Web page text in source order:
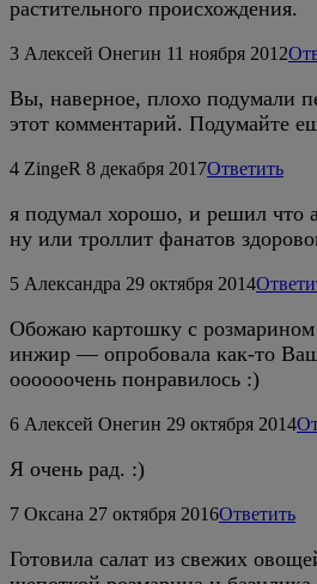
растительного происхождения.
3 Алексей Онегин 11 ноября 2012
Вы, наверное, плохо подумали
этот комментарий. Подумайте
4 ZingeR 8 декабря 2017Ответить
я подумал хорошо, и решил что
ну или троллит фанатов
5 Александра 29 октября 2014
Обожаю картошку с
инжир — опробовала как-то
оооооочень понравилось :)
6 Алексей Онегин 29 октября 2014
Я очень рад. :)
7 Оксана 27 октября 2016Ответить
Готовила салат из свежих